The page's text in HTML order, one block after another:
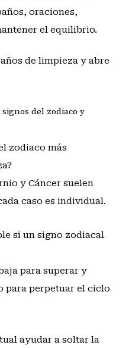
oraciones,
el equilibrio.
de limpieza y abre
del zodiaco y
zodiaco más
y Cáncer suelen
caso es individual.
si un signo zodiacal
para superar y
para perpetuar el ciclo
ayudar a soltar la